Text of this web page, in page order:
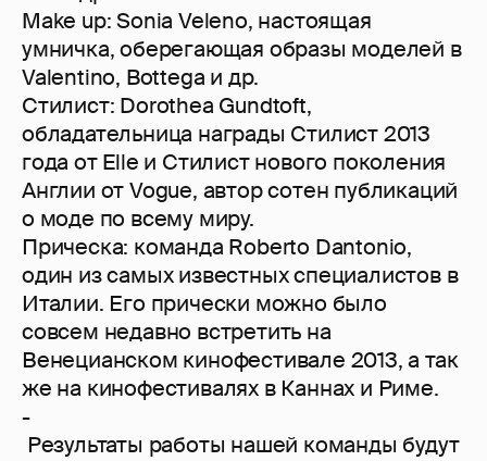
Make up: Sonia Veleno, настоящая
умничка, оберегающая образы моделей в
Valentino, Bottega и др.
Стилист: Dorothea Gundtoft,
обладательница награды Стилист 2013
года от Elle и Стилист нового поколения
Англии от Vogue, автор сотен публикаций
о моде по всему миру.
Прическа: команда Roberto Dantonio,
один из самых известных специалистов в
Италии. Его прически можно было
совсем недавно встретить на
Венецианском кинофестивале 2013, а так
же на кинофестивалях в Каннах и Риме.
-
Результаты работы нашей команды будут